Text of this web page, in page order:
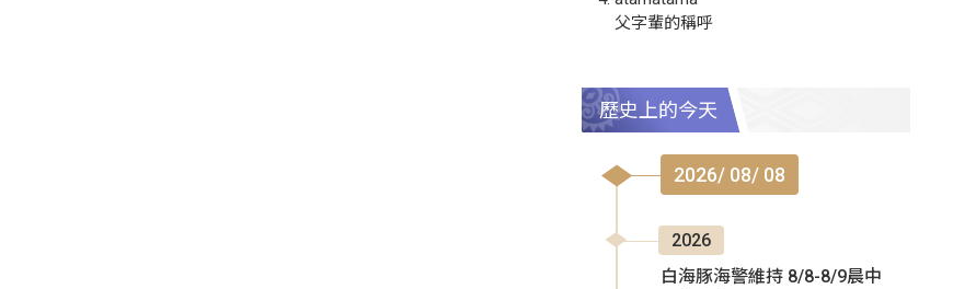
父字輩的稱呼
歷史上的今天
2026/ 08/ 08
2026
白海豚海警維持 8/8-8/9晨中